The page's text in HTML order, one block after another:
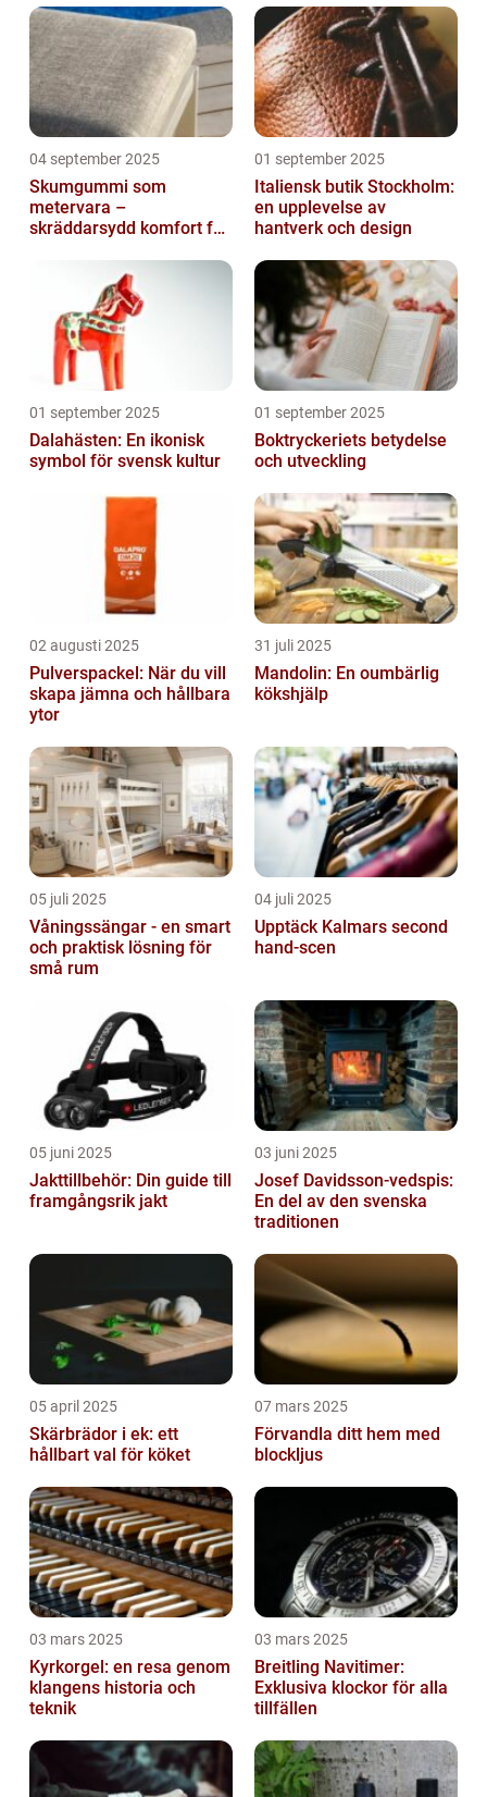
04 september 2025
Skumgummi som
metervara –
skräddarsydd komfort för
01 september 2025
Italiensk butik Stockholm:
en upplevelse av
hantverk och design
01 september 2025
Dalahästen: En ikonisk
symbol för svensk kultur
01 september 2025
Boktryckeriets betydelse
och utveckling
02 augusti 2025
Pulverspackel: När du vill
skapa jämna och hållbara
ytor
31 juli 2025
Mandolin: En oumbärlig
kökshjälp
05 juli 2025
Våningssängar - en smart
och praktisk lösning för
små rum
04 juli 2025
Upptäck Kalmars second
hand-scen
05 juni 2025
Jakttillbehör: Din guide till
framgångsrik jakt
03 juni 2025
Josef Davidsson-vedspis:
En del av den svenska
traditionen
05 april 2025
Skärbrädor i ek: ett
hållbart val för köket
07 mars 2025
Förvandla ditt hem med
blockljus
03 mars 2025
Kyrkorgel: en resa genom
klangens historia och
teknik
03 mars 2025
Breitling Navitimer:
Exklusiva klockor för alla
tillfällen